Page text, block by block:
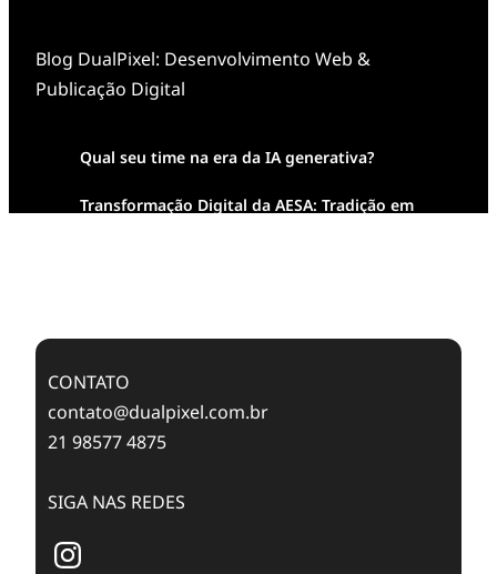
Blog DualPixel: Desenvolvimento Web &
Publicação Digital
Qual seu time na era da IA generativa?
Transformação Digital da AESA: Tradição em
CONTATO
contato@dualpixel.com.br
21 98577 4875
SIGA NAS REDES